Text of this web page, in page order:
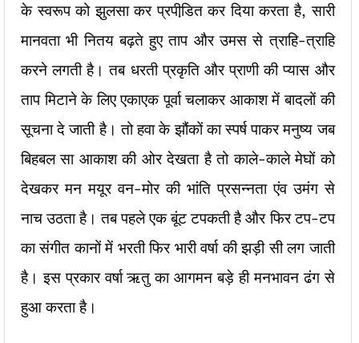
के स्वरूप को झुलसा कर प्रपीडि़त कर दिया करता है, सारी
मानवता भी नितय बढ़ते हुए ताप और उमस से त्राहि-त्राहि
करने लगती है। तब धरती प्रकृति और प्राणी की प्यास और
ताप मिटाने के लिए एकाएक पूर्वा चलाकर आकाश में बादलों की
सूचना दे जाती है। तो हवा के झौंकों का स्पर्ष पाकर मनुष्य जब
बिहबल सा आकाश की ओर देखता है तो काले-काले मेघों को
देखकर मन मयूर वन-मोर की भांति प्रसन्नता एंव उमंग से
नाच उठता है। तब पहले एक बूंट टपकती है और फिर टप-टप
का संगीत कानों में भरती फिर भारी वर्षा की झड़ी सी लग जाती
है। इस प्रकार वर्षा ऋतु का आगमन बड़े ही मनभावन ढंग से
हुआ करता है।